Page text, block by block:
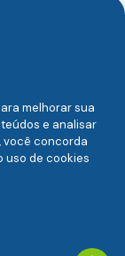
Paulista) -
SP
e.net) |
melhorar sua
e analisar
você concorda
uso de cookies